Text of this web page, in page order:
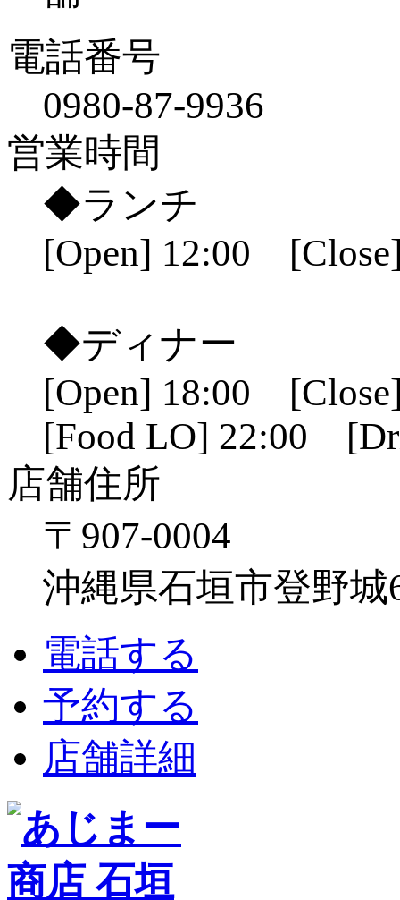
電話番号
0980-87-9936
営業時間
◆ランチ
[Open] 12:00
◆ディナー
[Open] 18:00
[Food LO] 22:00
店舗住所
〒907-0004
沖縄県石垣市登野城
電話する
予約する
店舗詳細